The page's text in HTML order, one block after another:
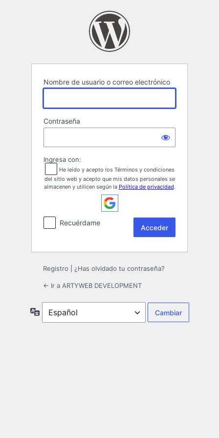
Nombre de usuario o correo electrónico
Contraseña
Ingresa con:
He leído y acepto los Términos y condiciones
del sitio web y acepto que mis datos personales se
almacenen y utilicen según la Política de privacidad.
Recuérdame
Registro ¿Has olvidado tu contraseña?
← Ir a ARTYWEB DEVELOPMENT
Idioma